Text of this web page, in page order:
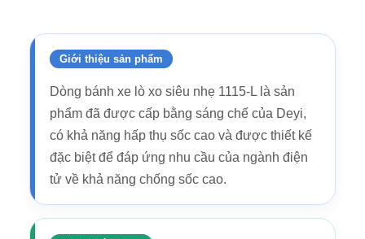
Giới thiệu sản phẩm
Dòng bánh xe lò xo siêu nhẹ 1115-L là sản
phẩm đã được cấp bằng sáng chế của Deyi,
có khả năng hấp thụ sốc cao và được thiết kế
đặc biệt để đáp ứng nhu cầu của ngành điện
tử về khả năng chống sốc cao.